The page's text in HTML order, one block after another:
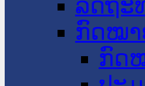
ລັດຖະ
ກົດໝາ
ກົດ